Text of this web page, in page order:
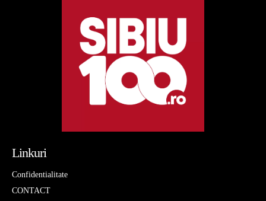
Linkuri
Confidentialitate
CONTACT